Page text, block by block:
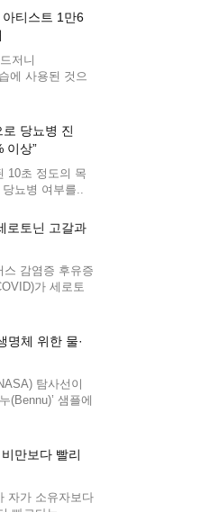
티스트 1만6
저니
에 사용된 것으
당뇨병 진
이상”
10초 정도의 목
뇨병 여부를..
로토닌 고갈과
스 감염증 후유증
가 세로토
명체 위한 물·
탐사선이
(Bennu)’ 샘플에
만보다 빨리
자가 소유자보다